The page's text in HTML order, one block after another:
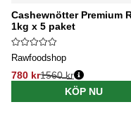
Cashewnötter Premium
1kg x 5 paket
Rawfoodshop
780 kr1560 kr
KÖP NU